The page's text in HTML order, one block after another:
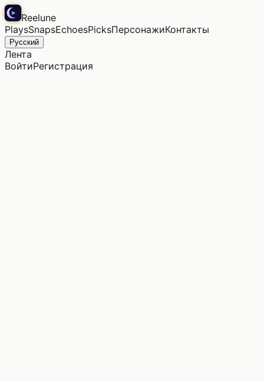
Reelune
PlaysSnapsEchoesPicksПерсонажиКонтакты
Русский
Лента
ВойтиРегистрация